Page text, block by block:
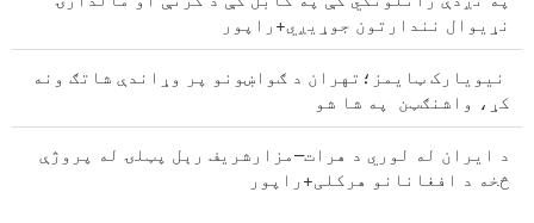
نړیوال نندارتون جوړیږي+راپور
نیویارک ټایمز؛تهران د ګواښونو پر وړاندې شاتګ ونه
کړ، واشنګټن په شا شو
د ايران له لوري د هرات–مزارشریف رېل پټلۍ له پروژې
څخه د افغانانو هرکلی+راپور